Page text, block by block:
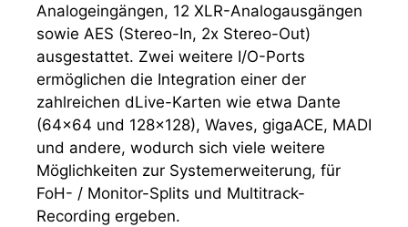
Analogeingängen, 12 XLR-Analogausgängen
sowie AES (Stereo-In, 2x Stereo-Out)
ausgestattet. Zwei weitere I/O-Ports
ermöglichen die Integration einer der
zahlreichen dLive-Karten wie etwa Dante
(64×64 und 128×128), Waves, gigaACE, MADI
und andere, wodurch sich viele weitere
Möglichkeiten zur Systemerweiterung, für
FoH- / Monitor-Splits und Multitrack-
Recording ergeben.